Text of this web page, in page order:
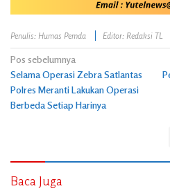
Penulis: Humas Pemda Editor: Redaksi TL
Navigasi
pos
Pos sebelumnya
Selama Operasi Zebra Satlantas
Polres Meranti Lakukan Operasi
Berbeda Setiap Harinya
Baca Juga